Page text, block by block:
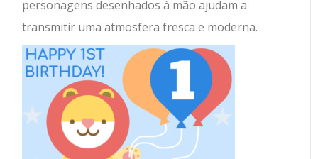
personagens desenhados à mão ajudam a
transmitir uma atmosfera fresca e moderna.